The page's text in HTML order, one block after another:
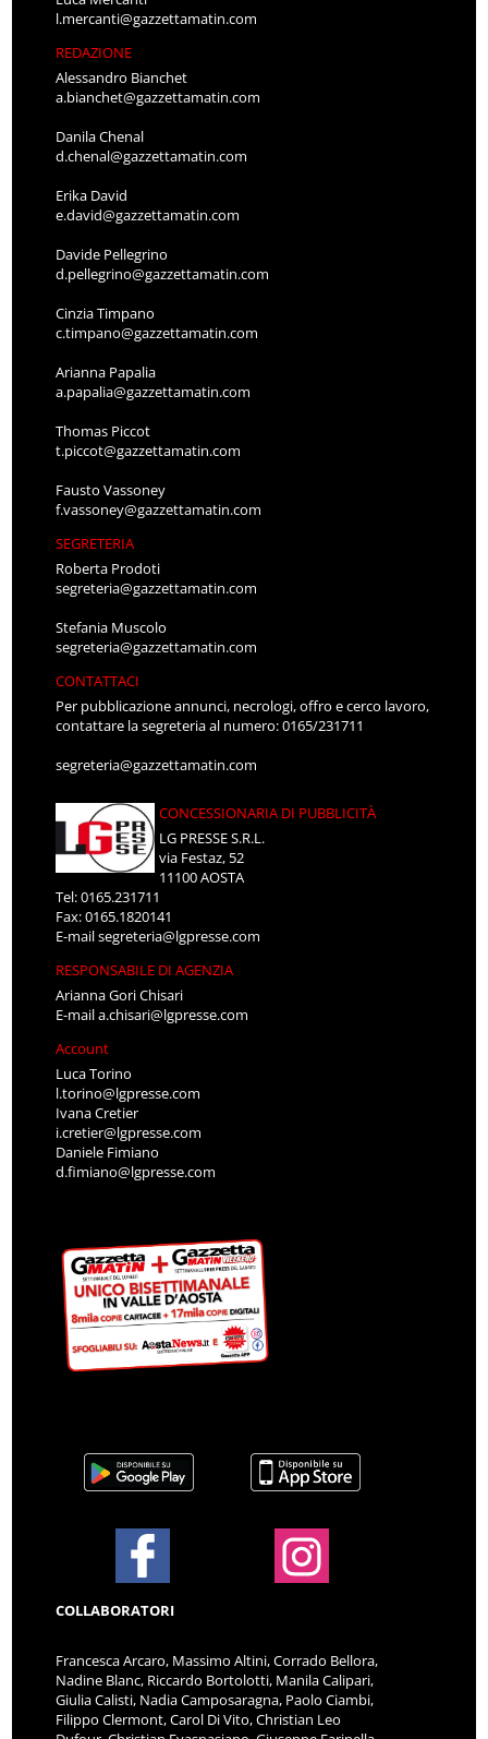
l.mercanti@gazzettamatin.com
REDAZIONE
Alessandro Bianchet
a.bianchet@gazzettamatin.com
Danila Chenal
d.chenal@gazzettamatin.com
Erika David
e.david@gazzettamatin.com
Davide Pellegrino
d.pellegrino@gazzettamatin.com
Cinzia Timpano
c.timpano@gazzettamatin.com
Arianna Papalia
a.papalia@gazzettamatin.com
Thomas Piccot
t.piccot@gazzettamatin.com
Fausto Vassoney
f.vassoney@gazzettamatin.com
SEGRETERIA
Roberta Prodoti
segreteria@gazzettamatin.com
Stefania Muscolo
segreteria@gazzettamatin.com
CONTATTACI
Per pubblicazione annunci, necrologi, offro e cerco lavoro,
contattare la segreteria al numero: 0165/231711
segreteria@gazzettamatin.com
CONCESSIONARIA DI PUBBLICITÀ
LG PRESSE S.R.L.
via Festaz, 52
11100 AOSTA
Tel: 0165.231711
Fax: 0165.1820141
E-mailsegreteria@lgpresse.com
RESPONSABILE DI AGENZIA
Arianna Gori Chisari
E-maila.chisari@lgpresse.com
Account
Luca Torino
l.torino@lgpresse.com
Ivana Cretier
i.cretier@lgpresse.com
Daniele Fimiano
d.fimiano@lgpresse.com
COLLABORATORI
Francesca Arcaro, Massimo Altini, Corrado Bellora,
Nadine Blanc, Riccardo Bortolotti, Manila Calipari,
Giulia Calisti, Nadia Camposaragna, Paolo Ciambi,
Filippo Clermont, Carol Di Vito, Christian Leo